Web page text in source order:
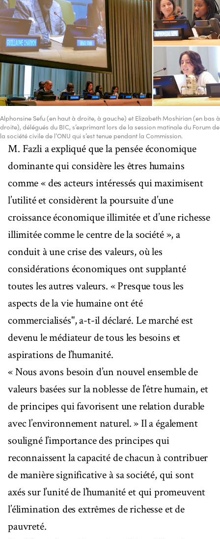
Alphonsine Sefu (en haut à droite, à gauche) et Elizabeth Moshirian (en bas à
droite), délégués du BIC, s’exprimant lors de la session matinale du Forum de
la société civile de l’ONU qui s’est tenue pendant la Commission.
M. Fazli a expliqué que la pensée économique
dominante qui considère les êtres humains
comme « des acteurs intéressés qui maximisent
l’utilité et considèrent la poursuite d’une
croissance économique illimitée et d’une richesse
illimitée comme le centre de la société », a
conduit à une crise des valeurs, où les
considérations économiques ont supplanté
toutes les autres valeurs. « Presque tous les
aspects de la vie humaine ont été
commercialisés", a-t-il déclaré. Le marché est
devenu le médiateur de tous les besoins et
aspirations de l’humanité.
« Nous avons besoin d’un nouvel ensemble de
valeurs basées sur la noblesse de l’être humain, et
de principes qui favorisent une relation durable
avec l’environnement naturel. » Il a également
souligné l’importance des principes qui
reconnaissent la capacité de chacun à contribuer
de manière significative à sa société, qui sont
axés sur l’unité de l’humanité et qui promeuvent
l’élimination des extrêmes de richesse et de
pauvreté.